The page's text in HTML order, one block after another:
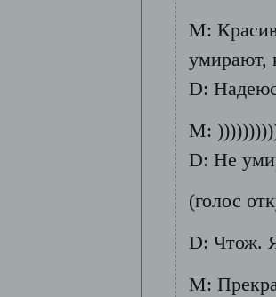
М:
умирают,
D:
М:
D: Не
(голос
D: Чтож.
М: